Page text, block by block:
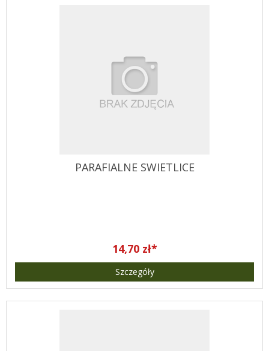
PARAFIALNE SWIETLICE
14,70 zł*
Szczegóły